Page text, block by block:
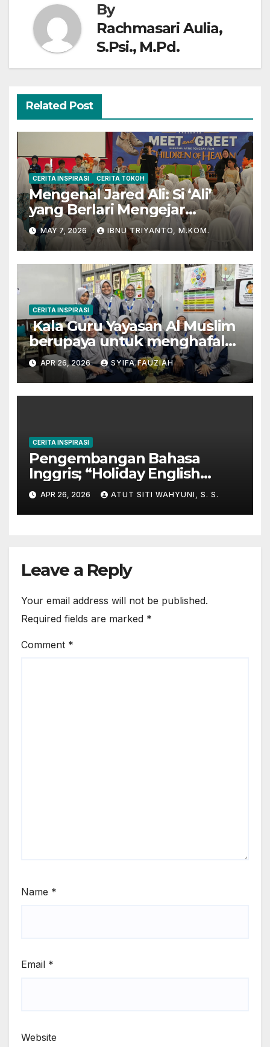
By
Rachmasari Aulia,
S.Psi., M.Pd.
Related Post
CERITA INSPIRASI CERITA TOKOH
Mengenal Jared Ali: Si ‘Ali’
yang Berlari Mengejar
Prestasi di Dunia Film dan
Akademik
MAY 7, 2026 IBNU TRIYANTO, M.KOM.
CERITA INSPIRASI
Kala Guru Yayasan Al Muslim
berupaya untuk menghafal
Al-Qur’an
APR 26, 2026 SYIFA.FAUZIAH
CERITA INSPIRASI
Pengembangan Bahasa
Inggris; “Holiday English
Program” di Kampung
Inggris-Pare
APR 26, 2026 ATUT SITI WAHYUNI, S. S.
Leave a Reply
Your email address will not be published.
Required fields are marked *
Comment *
Name *
Email *
Website